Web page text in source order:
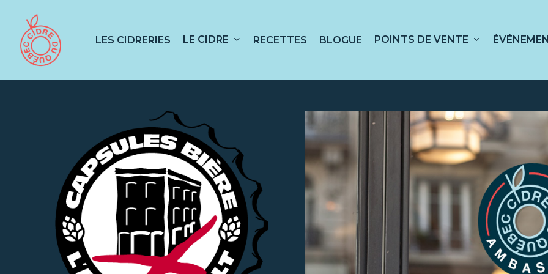
main
content
Appuyez sur RETOUR pour rechercher ou sur ESC pour fermer
LES CIDRERIES LE CIDRE RECETTES BLOGUE POINTS DE VENTE